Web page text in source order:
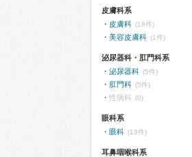
皮膚科系
皮膚科 (18件)
美容皮膚科 (1件)
泌尿器科・肛門科系
泌尿器科 (5件)
肛門科 (5件)
性病科 (0)
眼科系
眼科 (13件)
耳鼻咽喉科系